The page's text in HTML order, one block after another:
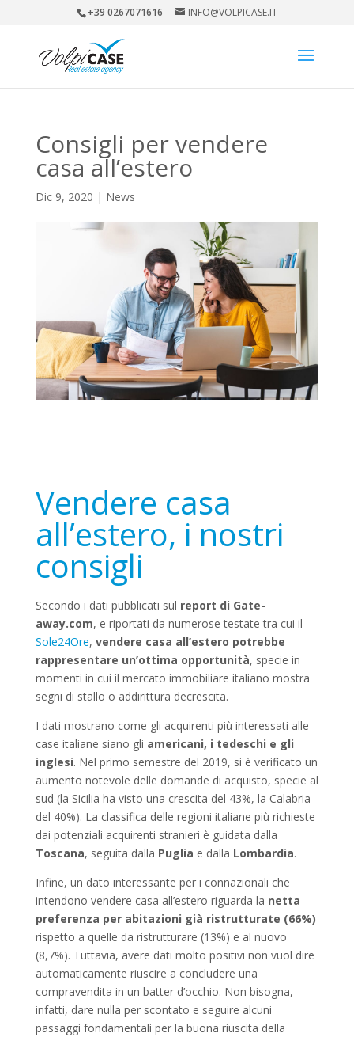
+39 0267071616 INFO@VOLPICASE.IT
Consigli per vendere
casa all’estero
Dic 9, 2020 | News
Vendere casa
all’estero, i nostri
consigli
Secondo i dati pubblicati sul report di Gate-
away.com, e riportati da numerose testate tra cui il
Sole24Ore, vendere casa all’estero potrebbe
rappresentare un’ottima opportunità, specie in
momenti in cui il mercato immobiliare italiano mostra
segni di stallo o addirittura decrescita.
I dati mostrano come gli acquirenti più interessati alle
case italiane siano gli americani, i tedeschi e gli
inglesi. Nel primo semestre del 2019, si è verificato un
aumento notevole delle domande di acquisto, specie al
sud (la Sicilia ha visto una crescita del 43%, la Calabria
del 40%). La classifica delle regioni italiane più richieste
dai potenziali acquirenti stranieri è guidata dalla
Toscana, seguita dalla Puglia e dalla Lombardia.
Infine, un dato interessante per i connazionali che
intendono vendere casa all’estero riguarda la netta
preferenza per abitazioni già ristrutturate (66%)
rispetto a quelle da ristrutturare (13%) e al nuovo
(8,7%). Tuttavia, avere dati molto positivi non vuol dire
automaticamente riuscire a concludere una
compravendita in un batter d’occhio. Non bisogna,
infatti, dare nulla per scontato e seguire alcuni
passaggi fondamentali per la buona riuscita della